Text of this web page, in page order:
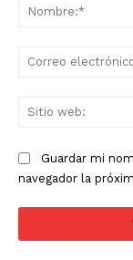
Guardar mi
navegador la